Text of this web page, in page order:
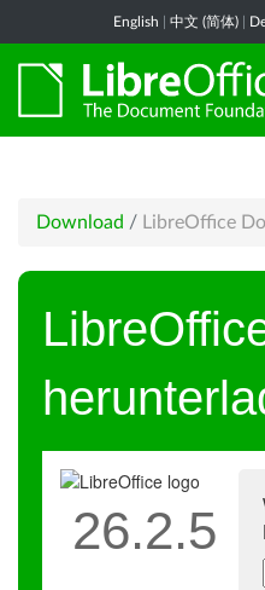
English 中文 (简体)
Download / LibreOffice
26.2.5